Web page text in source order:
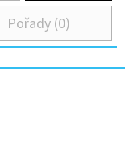
Pořady (0)